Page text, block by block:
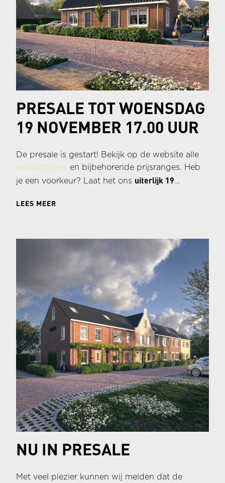
PRESALE TOT WOENSDAG
19 NOVEMBER 17.00 UUR
De presale is gestart! Bekijk op de website alle
woningtypes en bijbehorende prijsranges. Heb
je een voorkeur? Laat het ons uiterlijk 19
presale.
LEES MEER
NU IN PRESALE
Met veel plezier kunnen wij melden dat de